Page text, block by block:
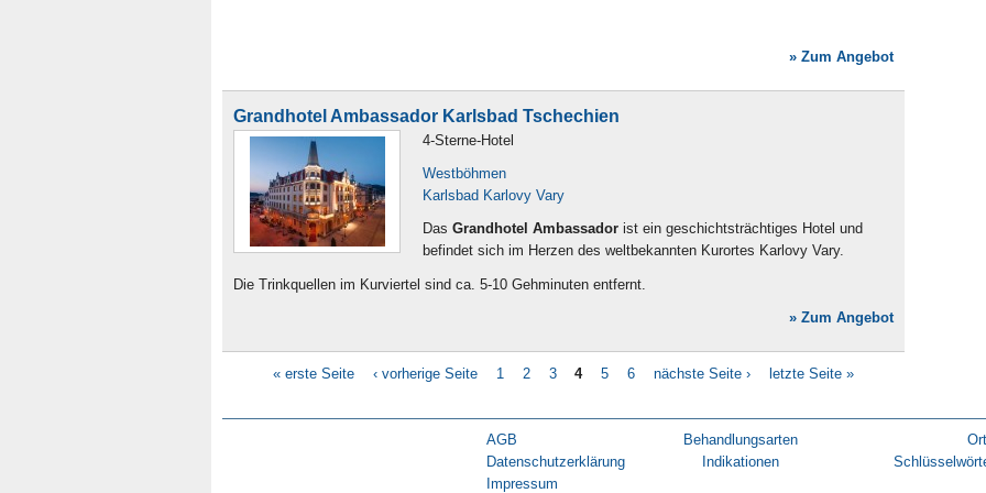
» Zum Angebot
Grandhotel Ambassador Karlsbad Tschechien
4-Sterne-Hotel
Westböhmen
Karlsbad Karlovy Vary
Das Grandhotel Ambassador ist ein geschichtsträchtiges Hotel und
befindet sich im Herzen des weltbekannten Kurortes Karlovy Vary.
Die Trinkquellen im Kurviertel sind ca. 5-10 Gehminuten entfernt.
» Zum Angebot
« erste Seite ‹ vorherige Seite 1 2 3 4 5 6 nächste Seite › letzte Seite »
AGB
Datenschutzerklärung
Impressum
Behandlungsarten
Indikationen